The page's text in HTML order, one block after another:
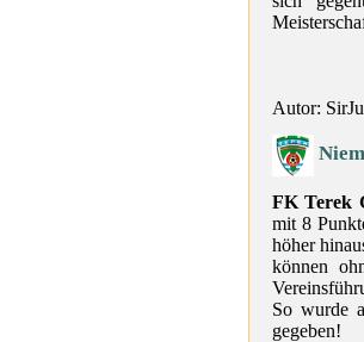
Autor:
FK Terek
mit 8
höher
können
So wurde
gegeben!